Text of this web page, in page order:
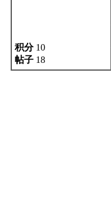
积分10
帖子 18